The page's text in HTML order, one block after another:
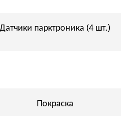
Датчики парктроника (4 шт.)
Покраска